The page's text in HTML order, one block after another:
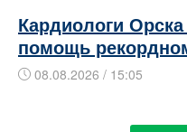
Кардиологи
помощь
08.08.2026 / 15:05